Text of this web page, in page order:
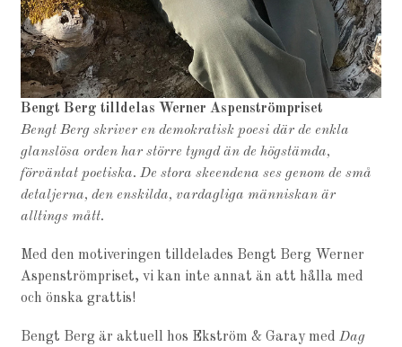
Bengt Berg tilldelas Werner Aspenströmpriset
Bengt Berg skriver en demokratisk poesi där de enkla
glanslösa orden harstörre tyngd än de högstämda,
förväntat poetiska. De stora skeendena sesgenom de små
detaljerna, den enskilda, vardagliga människan är
alltingsmått.
Med den motiveringen tilldelades Bengt Berg Werner
Aspenströmpriset, vi kan inte annat än att hålla med
och önska grattis!
Bengt Berg är aktuell hos Ekström & Garay medDag